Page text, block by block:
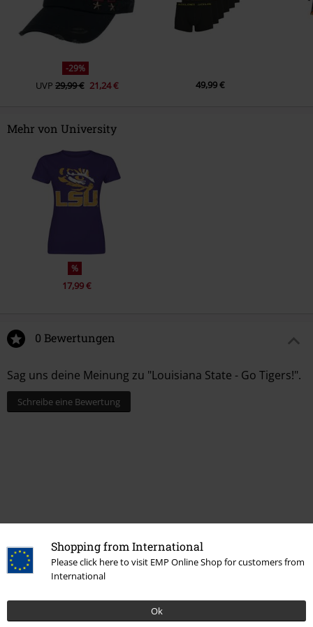
Shopping from International
Please click here to visit EMP Online Shop for customers from
International
Ok
-29%
UVP 29,99 € 21,24 € 49,99 €
Mehr von University
%
17,99 €
0 Bewertungen
Sag uns deine Meinung zu "Louisiana State - Go Tigers!".
Schreibe eine Bewertung
Oberteile